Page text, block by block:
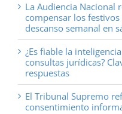
La Audiencia Nacional
compensar los
descanso semanal en
¿Es fiable la
consultas jurídicas?
respuestas
El Tribunal Supremo
consentimiento